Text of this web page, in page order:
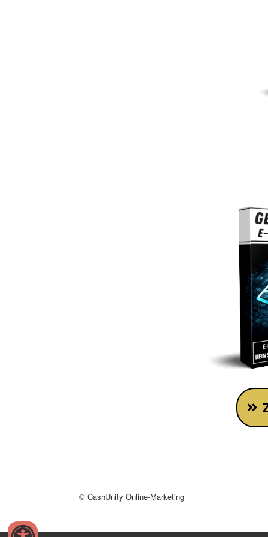
© CashUnity Online-Marketing